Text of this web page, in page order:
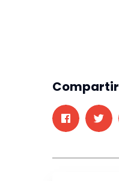
Compartir